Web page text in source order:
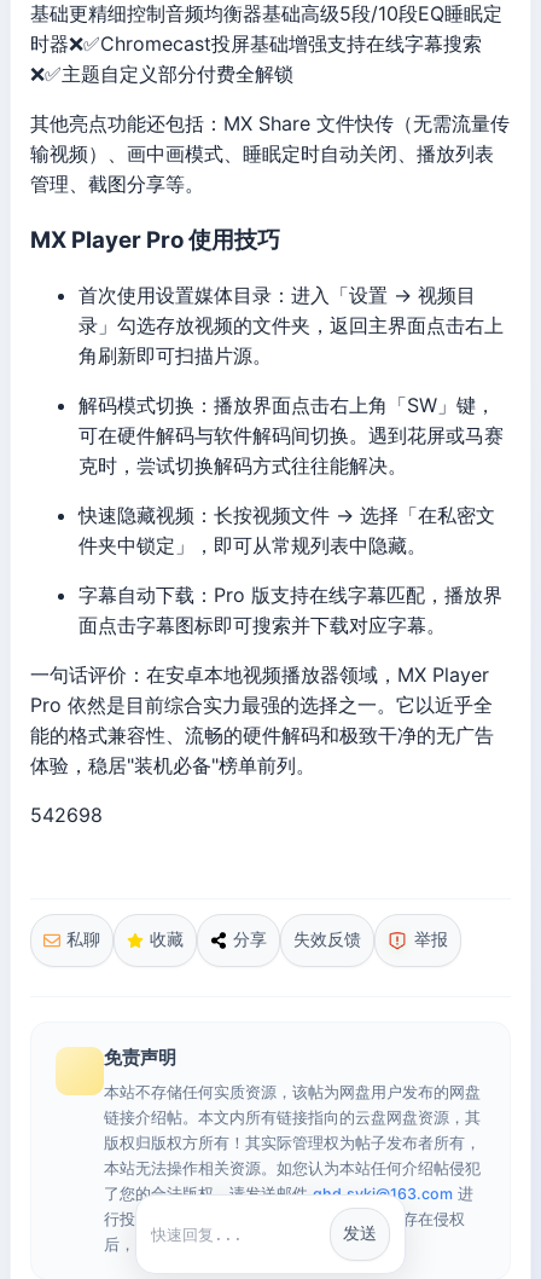
基础更精细控制音频均衡器基础高级5段/10段EQ睡眠定
时器❌✅Chromecast投屏基础增强支持在线字幕搜索
❌✅主题自定义部分付费全解锁
其他亮点功能还包括：MX Share 文件快传（无需流量传
输视频）、画中画模式、睡眠定时自动关闭、播放列表
管理、截图分享等。
MX Player Pro 使用技巧
首次使用设置媒体目录：进入「设置 → 视频目
录」勾选存放视频的文件夹，返回主界面点击右上
角刷新即可扫描片源。
解码模式切换：播放界面点击右上角「SW」键，
可在硬件解码与软件解码间切换。遇到花屏或马赛
克时，尝试切换解码方式往往能解决。
快速隐藏视频：长按视频文件 → 选择「在私密文
件夹中锁定」，即可从常规列表中隐藏。
字幕自动下载：Pro 版支持在线字幕匹配，播放界
面点击字幕图标即可搜索并下载对应字幕。
一句话评价：在安卓本地视频播放器领域，MX Player
Pro 依然是目前综合实力最强的选择之一。它以近乎全
能的格式兼容性、流畅的硬件解码和极致干净的无广告
体验，稳居"装机必备"榜单前列。
542698
私聊 收藏 分享 失效反馈 举报
免责声明
本站不存储任何实质资源，该帖为网盘用户发布的网盘
链接介绍帖。本文内所有链接指向的云盘网盘资源，其
版权归版权方所有！其实际管理权为帖子发布者所有，
本站无法操作相关资源。如您认为本站任何介绍帖侵犯
了您的合法版权，请发送邮件qhd.sykj@163.com 进
行投诉，我们将在确认本文链接指向的资源存在侵权
后，立即删除相关介绍帖子！
快捷回复
发送